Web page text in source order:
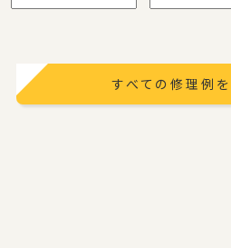
すべての修理例